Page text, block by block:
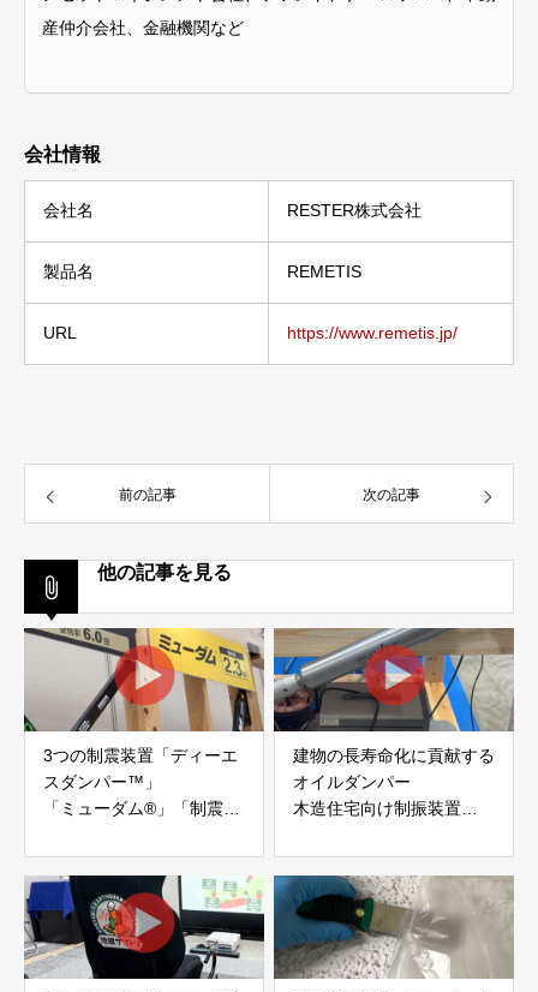
産仲介会社、金融機関など
会社情報
会社名 RESTER株式会社
製品名 REMETIS
URL https://www.remetis.jp/
前の記事 次の記事
他の記事を見る
3つの制震装置「ディーエ
スダンパー™」
「ミューダム®」「制震テ
アイディールブレーン株式
会社
建物の長寿命化に貢献する
オイルダンパー
木造住宅向け制振装置
株式会社evoltz